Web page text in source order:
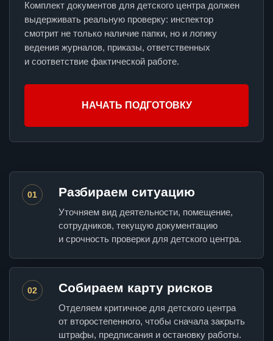
Комплект документов для детского центра должен
выдерживать реальную проверку: инспектор
смотрит не только наличие папки, но и логику
ведения журналов, приказы, ответственных
и соответствие фактической работе.
НАЧАТЬ ПОДГОТОВКУ
01 Разбираем ситуацию
Уточняем вид деятельности, помещение,
сотрудников, текущую документацию
и срочность проверки для детского центра.
02 Собираем карту рисков
Отделяем критичное для детского центра
от второстепенного, чтобы сначала закрыть
штрафы, предписания и остановку работы.